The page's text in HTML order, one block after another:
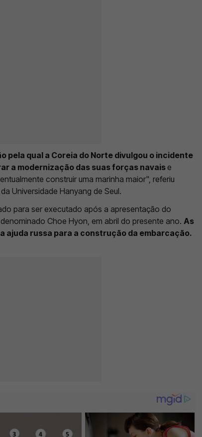
pela qual a Coreia do Norte divulgou o incidente
a modernização das suas forças navais e
construir uma marinha maior", referiu
Universidade Hanyang de Seul.
para ser executado após a apresentação do
Choe Hyon, em abril do presente ano. As
ajuda russa para a construção da embarcação.